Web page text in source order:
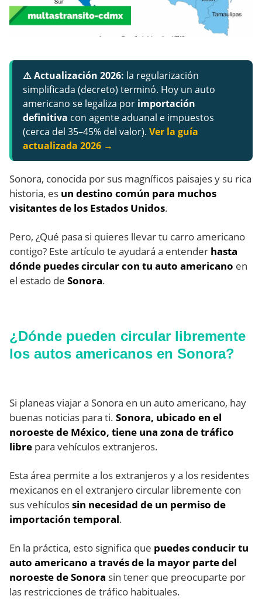
⚠️ Actualización 2026: la regularización
simplificada (decreto) terminó. Hoy un auto
americano se legaliza por importación
definitiva con agente aduanal e impuestos
(cerca del 35–45% del valor). Ver la guía
actualizada 2026 →
Sonora, conocida por sus magníficos paisajes y su rica
historia, es un destino común para muchos
visitantes de los Estados Unidos.
Pero, ¿Qué pasa si quieres llevar tu carro americano
contigo? Este artículo te ayudará a entender hasta
dónde puedes circular con tu auto americano en
el estado de Sonora.
¿Dónde pueden circular libremente
los autos americanos en Sonora?
Si planeas viajar a Sonora en un auto americano, hay
buenas noticias para ti. Sonora, ubicado en el
noroeste de México, tiene una zona de tráfico
libre para vehículos extranjeros.
Esta área permite a los extranjeros y a los residentes
mexicanos en el extranjero circular libremente con
sus vehículossin necesidad de un permiso de
importación temporal.
En la práctica, esto significa que puedes conducir tu
auto americano a través de la mayor parte del
noroeste de Sonora sin tener que preocuparte por
las restricciones de tráfico habituales.